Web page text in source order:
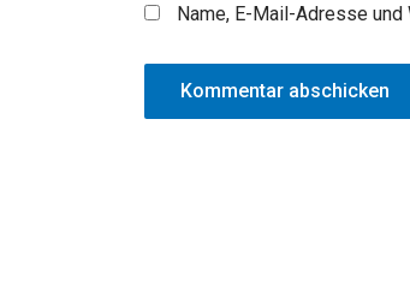
Name, E-Mail-Adresse